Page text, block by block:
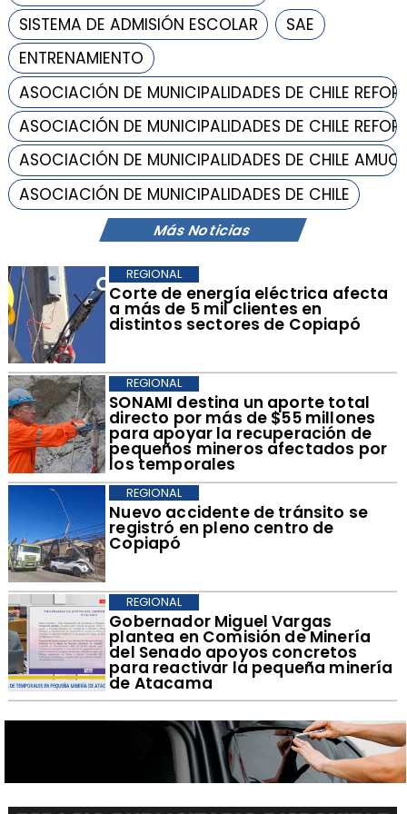
Más Noticias
Corte de energía eléctrica afecta
a más de 5 mil clientes en
distintos sectores de Copiapó
REGIONAL
​SONAMI destina un aporte total
directo por más de $55 millones
para apoyar la recuperación de
pequeños mineros afectados por
los temporales
REGIONAL
​Nuevo accidente de tránsito se
registró en pleno centro de
Copiapó
REGIONAL
​Gobernador Miguel Vargas
plantea en Comisión de Minería
del Senado apoyos concretos
para reactivar la pequeña minería
de Atacama
REGIONAL
SISTEMA DE ADMISIÓN ESCOLAR
SAE
ENTRENAMIENTO
ASOCIACIÓN DE MUNICIPALIDADES DE CHILE
ASOCIACIÓN DE MUNICIPALIDADES DE CHILE
ASOCIACIÓN DE MUNICIPALIDADES DE CHILE
ASOCIACIÓN DE MUNICIPALIDADES DE CHILE